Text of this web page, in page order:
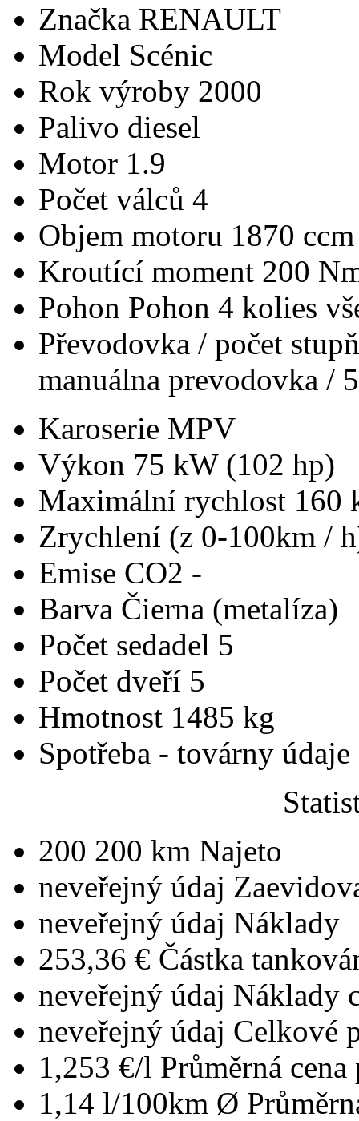
Značka RENAULT
Model Scénic
Rok výroby 2000
Palivo diesel
Motor 1.9
Počet válců 4
Objem motoru 1870 ccm
Kroutící moment 200
Pohon Pohon 4 kolies
Převodovka / počet
manuálna prevodovka / 5
Karoserie MPV
Výkon 75 kW (102 hp)
Maximální rychlost 160
Zrychlení (z 0-100km /
Emise CO2 -
Barva Čierna (metalíza)
Počet sedadel 5
Počet dveří 5
Hmotnost 1485 kg
Spotřeba - továrny údaje
200 200 km Najeto
neveřejný údaj
neveřejný údaj Náklady
253,36 € Částka
neveřejný údaj Náklady
neveřejný údaj Celkové
1,253 €/l Průměrná
1,14 l/100km Ø